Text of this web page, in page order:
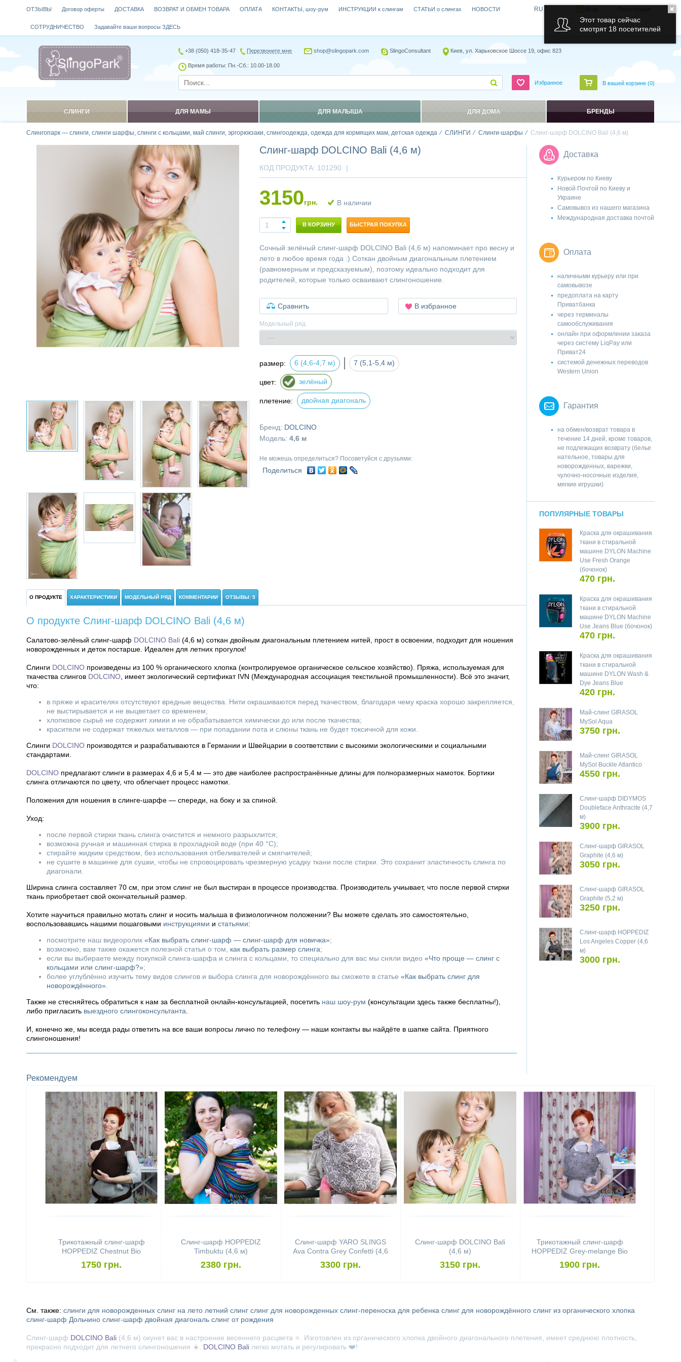
Слингопарк — слинги, слинги шарфы, слинги с кольцами, май слинги, эргорюкзаки, слингоодежда, одежда для кормящих мам, детская одежда СЛИНГИ Слинги-шарфы Слинг-шарф DOLCINO Bali (4,6 м)
Слинг-шарф DOLCINO Bali (4,6 м)
КОД ПРОДУКТА: 101290 |
3150грн. В наличии
В КОРЗИНУ БЫСТРАЯ ПОКУПКА
Сочный зелёный слинг-шарф DOLCINO Bali (4,6 м) напоминает про весну и
лето в любое время года :) Соткан двойным диагональным плетением
(равномерным и предсказуемым), поэтому идеально подходит для
родителей, которые только осваивают слингоношение.
Сравнить В избранное
Модельный ряд
размер: 6 (4,6-4,7 м) 7 (5,1-5,4 м)
цвет: зелёный
плетение: двойная диагональ
Бренд: DOLCINO
Модель: 4,6 м
Не можешь определиться? Посоветуйся с друзьями:
Поделиться
О ПРОДУКТЕ ХАРАКТЕРИСТИКИ МОДЕЛЬНЫЙ РЯД КОММЕНТАРИИ ОТЗЫВЫ: 5
О продукте Слинг-шарф DOLCINO Bali (4,6 м)
Салатово-зелёный слинг-шарф DOLCINO Bali (4,6 м) соткан двойным диагональным плетением нитей, прост в освоении, подходит для ношения
новорожденных и деток постарше. Идеален для летних прогулок!
Слинги DOLCINO произведены из 100 % органического хлопка (контролируемое органическое сельское хозяйство). Пряжа, используемая для
ткачества слингов DOLCINO , имеет экологический сертификат IVN (Международная ассоциация текстильной промышленности). Всё это значит,
что:
в пряже и красителях отсутствуют вредные вещества. Нити окрашиваются перед ткачеством, благодаря чему краска хорошо закрепляется,
не выстирывается и не выцветает со временем;
хлопковое сырьё не содержит химии и не обрабатывается химически до или после ткачества;
красители не содержат тяжелых металлов — при попадании пота и слюны ткань не будет токсичной для кожи.
Слинги DOLCINO производятся и разрабатываются в Германии и Швейцарии в соответствии с высокими экологическими и социальными
стандартами.
DOLCINO предлагают слинги в размерах 4,6 и 5,4 м — это две наиболее распространённые длины для полноразмерных намоток. Бортики
слинга отличаются по цвету, что облегчает процесс намотки.
Положения для ношения в слинге-шарфе — спереди, на боку и за спиной.
Уход:
после первой стирки ткань слинга очистится и немного разрыхлится;
возможна ручная и машинная стирка в прохладной воде (при 40 °С);
стирайте жидким средством, без использования отбеливателей и смягчителей;
не сушите в машинке для сушки, чтобы не спровоцировать чрезмерную усадку ткани после стирки. Это сохранит эластичность слинга по
диагонали.
Ширина слинга составляет 70 см, при этом слинг не был выстиран в процессе производства. Производитель учиывает, что после первой стирки
ткань приобретает свой окончательный размер.
Хотите научиться правильно мотать слинг и носить малыша в физиологичном положении? Вы можете сделать это самостоятельно,
воспользовавшись нашими пошаговыми инструкциями и статьями:
посмотрите наш видеоролик «Как выбрать слинг-шарф — слинг-шарф для новичка»;
возможно, вам также окажется полезной статья о том, как выбрать размер слинга;
если вы выбираете между покупкой слинга-шарфа и слинга с кольцами, то специально для вас мы сняли видео «Что проще — слинг с
кольцами или слинг-шарф?»;
более углублённо изучить тему видов слингов и выбора слинга для новорождённого вы сможете в статье «Как выбрать слинг для
новорождённого»
Также не стесняйтесь обратиться к нам за бесплатной онлайн-консультацией, посетить наш шоу-рум (консультации здесь также бесплатны!),
либо пригласить выездного слингоконсультанта
И, конечно же, мы всегда рады ответить на все ваши вопросы лично по телефону — наши контакты вы найдёте в шапке сайта. Приятного
слингоношения!
Доставка
Курьером по Киеву
Новой Почтой по Киеву и
Украине
Самовывоз из нашего магазина
Международная доставка почтой
Оплата
наличными курьеру или при
самовывозе
предоплата на карту
Приватбанка
через терминалы
самообслуживания
онлайн при оформлении заказа
через систему LiqPay или
Приват24
системой денежных переводов
Western Union
Гарантия
на обмен/возврат товара в
течение 14 дней, кроме товаров,
не подлежащих возврату (белье
нательное, товары для
новорожденных, варежки,
чулочно-носочные изделия,
мягкие игрушки)
ПОПУЛЯРНЫЕ ТОВАРЫ
Краска для окрашивания
ткани в стиральной
машине DYLON Machine
Use Fresh Orange
(бочонок)
470 грн.
Краска для окрашивания
ткани в стиральной
машине DYLON Machine
Use Jeans Blue (бочонок)
470 грн.
Краска для окрашивания
ткани в стиральной
машине DYLON Wash &
Dye Jeans Blue
420 грн.
Май-слинг GIRASOL
MySol Aqua
3750 грн.
Май-слинг GIRASOL
MySol Buckle Atlantico
4550 грн.
Слинг-шарф DIDYMOS
Doubleface Anthracite (4,7
м)
3900 грн.
Слинг-шарф GIRASOL
Graphite (4,6 м)
3050 грн.
Слинг-шарф GIRASOL
Graphite (5,2 м)
3250 грн.
Слинг-шарф HOPPEDIZ
Los Angeles Copper (4,6
м)
3000 грн.
Рекомендуем
Трикотажный слинг-шарф
HOPPEDIZ Chestnut Bio
1750 грн.
Слинг-шарф HOPPEDIZ
Timbuktu (4,6 м)
2380 грн.
Слинг-шарф YARO SLINGS
Ava Contra Grey Confetti (4,6
м)
3300 грн.
Слинг-шарф DOLCINO Bali
(4,6 м)
3150 грн.
Трикотажный слинг-шарф
HOPPEDIZ Grey-melange Bio
1900 грн.
См. также: слинги для новорожденных слинг на лето летний слинг слинг для новорожденных слинг-переноска для ребенка слинг для новорождённого слинг из органического хлопка
слинг-шарф Дольчино слинг-шарф двойная диагональ слинг от рождения
Слинг-шарф DOLCINO Bali (4,6 м) окунет вас в настроение весеннего расцвета ⭐. Изготовлен из органического хлопка двойного диагонального плетения, имеет среднюю плотность,
прекрасно подходит для летнего слингоношения ☀️. DOLCINO Bali легко мотать и регулировать ❤️!
ОТЗЫВЫ Договор оферты ДОСТАВКА ВОЗВРАТ И ОБМЕН ТОВАРА ОПЛАТА КОНТАКТЫ, шоу-рум ИНСТРУКЦИИ к слингам СТАТЬИ о слингах НОВОСТИ
СОТРУДНИЧЕСТВО Задавайте ваши вопросы ЗДЕСЬ
RU
+38 (050) 418-35-47 Перезвоните мне shop@slingopark.com SlingoConsultant Киев, ул. Харьковское Шоссе 19, офис 823
Время работы: Пн.-Сб.: 10.00-18.00
Избранное В вашей корзине (0)
СЛИНГИ ДЛЯ МАМЫ ДЛЯ МАЛЫША ДЛЯ ДОМА БРЕНДЫ
Этот товар сейчас
смотрят 18 посетителей